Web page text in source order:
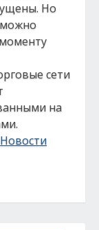
Но
можно
сети
на
Новости